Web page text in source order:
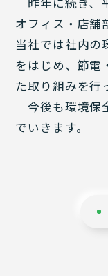
オフィス・店舗
当社では社内の
をはじめ、節電
た取り組みを行
今後も環境保
でいきます。